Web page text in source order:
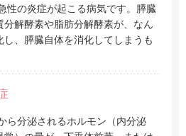
の炎症が起こる病気です。膵臓
分解酵素や脂肪分解酵素が、なん
し、膵臓自体を消化してしまうも
分泌されるホルモン（内分泌